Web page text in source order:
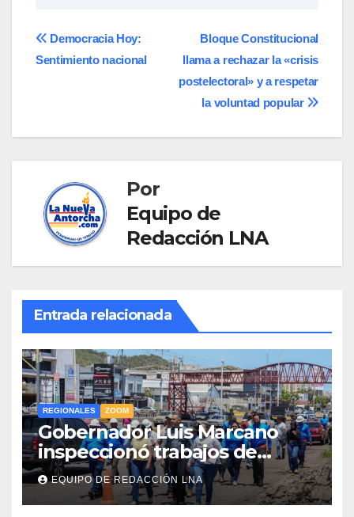
Navegación
Bloque Constitucional
llama a rechazar la «crisis
postelectoral» y a respetar
la voluntad popular
Democracia Hoy:
Sentimiento nacional
Por
Equipo de
Redacción LNA
Entrada relacionada
REGIONALES ZOOM
Gobernador Luis Marcano
inspeccionó trabajos de
rehabilitación en al Av.
Intercomunal
EQUIPO DE REDACCIÓN LNA